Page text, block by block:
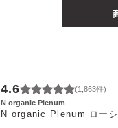
4.6 (1,863件)
N organic Plenum
N organic Plenum ローシ